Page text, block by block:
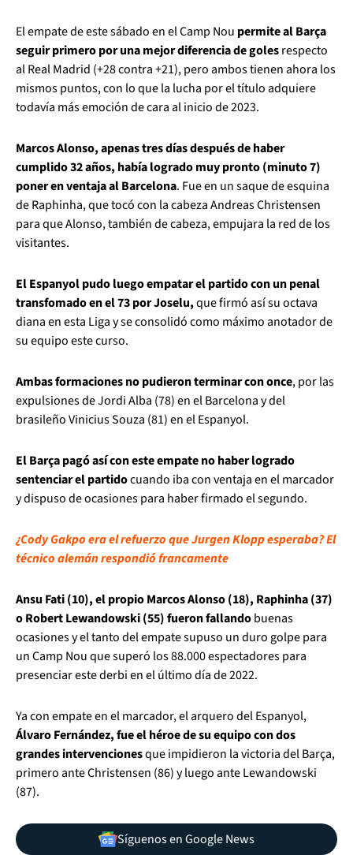
El empate de este sábado en el Camp Nou permite al Barça
seguir primero por una mejor diferencia de golesrespecto
al Real Madrid (+28 contra +21), pero ambos tienen ahora los
mismos puntos, con lo que la lucha por el título adquiere
todavía más emoción de cara al inicio de 2023.
Marcos Alonso, apenas tres días después de haber
cumplido 32 años, había logrado muy pronto (minuto 7)
poner en ventaja al Barcelona. Fue en un saque de esquina
de Raphinha, que tocó con la cabeza Andreas Christensen
para que Alonso, también de cabeza, empujara la red de los
visitantes.
El Espanyol pudo luego empatar el partido con un penal
transfomado en el 73 por Joselu,que firmó así su octava
diana en esta Liga y se consolidó como máximo anotador de
su equipo este curso.
Ambas formaciones no pudieron terminar con once, por las
expulsiones de Jordi Alba (78) en el Barcelona y del
brasileño Vinicius Souza (81) en el Espanyol.
El Barça pagó así con este empate no haber logrado
sentenciar el partidocuando iba con ventaja en el marcador
y dispuso de ocasiones para haber firmado el segundo.
¿Cody Gakpo era el refuerzo que Jurgen Klopp esperaba? El
técnico alemán respondió francamente
Ansu Fati (10), el propio Marcos Alonso (18), Raphinha (37)
o Robert Lewandowski (55) fueron fallandobuenas
ocasiones y el tanto del empate supuso un duro golpe para
un Camp Nou que superó los 88.000 espectadores para
presenciar este derbi en el último día de 2022.
Ya con empate en el marcador, el arquero del Espanyol,
Álvaro Fernández, fue el héroe de su equipo con dos
grandes intervencionesque impidieron la victoria del Barça,
primero ante Christensen (86) y luego ante Lewandowski
(87).
Síguenos en Google News